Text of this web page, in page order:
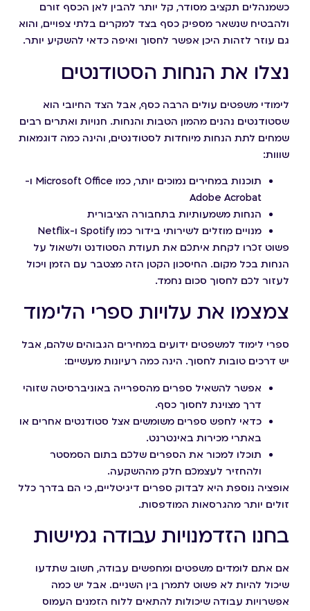
כשמנהלים תקציב מסודר, קל יותר להבין לאן הכסף זורם
ולהבטיח שנשאר מספיק כסף בצד למקרים בלתי צפויים, והוא
גם עוזר לזהות היכן אפשר לחסוך ואיפה כדאי להשקיע יותר.
נצלו את הנחות הסטודנטים
לימודי משפטים עולים הרבה כסף, אבל הצד החיובי הוא
שסטודנטים נהנים מהמון הטבות והנחות. חנויות ואתרים רבים
שמחים לתת הנחות מיוחדות לסטודנטים, והינה כמה דוגמאות
שווות:
תוכנות במחירים נמוכים יותר, כמו Microsoft Office ו-
Adobe Acrobat
הנחות משמעותיות בתחבורה הציבורית
מנויים מוזלים לשירותי בידור כמו Spotify ו-Netflix
פשוט זכרו לקחת איתכם את תעודת הסטודנט ולשאול על
הנחות בכל מקום. החיסכון הקטן הזה מצטבר עם הזמן ויכול
לעזור לכם לחסוך סכום נחמד.
צמצמו את עלויות ספרי הלימוד
ספרי לימוד למשפטים ידועים במחירים הגבוהים שלהם, אבל
יש דרכים טובות לחסוך. הינה כמה רעיונות מעשיים:
אפשר להשאיל ספרים מהספרייה באוניברסיטה שזוהי
דרך מצוינת לחסוך כסף.
כדאי לחפש ספרים משומשים אצל סטודנטים אחרים או
באתרי מכירות באינטרנט.
תוכלו למכור את הספרים שלכם בתום הסמסטר
ולהחזיר לעצמכם חלק מההשקעה.
אופציה נוספת היא לבדוק ספרים דיגיטליים, כי הם בדרך כלל
זולים יותר מהגרסאות המודפסות.
בחנו הזדמנויות עבודה גמישות
אם אתם לומדים משפטים ומחפשים עבודה, חשוב שתדעו
שיכול להיות לא פשוט לתמרן בין השניים. אבל יש כמה
אפשרויות עבודה שיכולות להתאים ללוח הזמנים העמוס